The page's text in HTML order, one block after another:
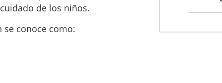
los Servicios de manera responsable y diligente, evitando
Cliente, a los niños, o a terceros. Deberá seguir en todo momento las
de los niños.
se conoce como: